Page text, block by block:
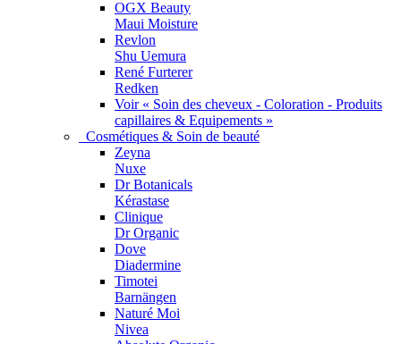
OGX Beauty
Maui Moisture
Revlon
Shu Uemura
René Furterer
Redken
Voir « Soin des cheveux - Coloration - Produits
capillaires & Equipements »
Cosmétiques & Soin de beauté
Zeyna
Nuxe
Dr Botanicals
Kérastase
Clinique
Dr Organic
Dove
Diadermine
Timotei
Barnängen
Naturé Moi
Nivea